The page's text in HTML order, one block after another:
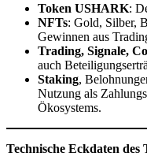
Token USHARK:
NFTs: Gold, Silber,
Gewinnen aus
Trading, Signale,
auch
Staking,
Nutzung als
Ökosystems.
Technische Eckdaten des